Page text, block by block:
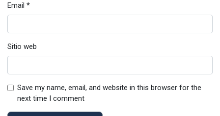
Email *
Sitio web
Save my name, email, and website in this browser for the
next time I comment